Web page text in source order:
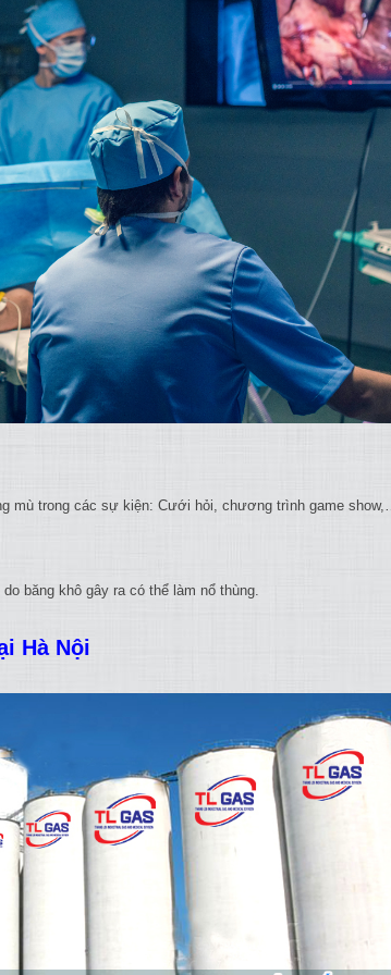
trong các sự kiện: Cưới hỏi, chương trình game show,…
băng khô gây ra có thể làm nổ thùng.
Hà Nội